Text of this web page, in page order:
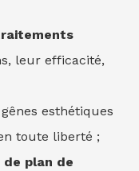
leur efficacité,
esthétiques
toute liberté ;
plan de